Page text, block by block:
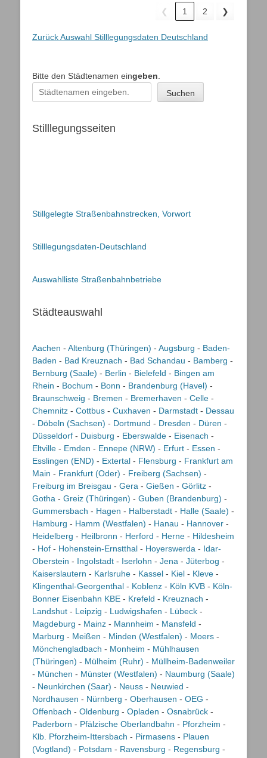
❮ 1 2 ❯
Zurück Auswahl Stilllegungsdaten Deutschland
Bitte den Städtenamen eingeben
Suchen
Stilllegungsseiten
Stillgelegte Straßenbahnstrecken, Vorwort
Stilllegungsdaten-Deutschland
Auswahlliste Straßenbahnbetriebe
Städteauswahl
Aachen - Altenburg (Thüringen) - Augsburg - Baden-
Baden - Bad Kreuznach - Bad Schandau - Bamberg -
Bernburg (Saale) - Berlin - Bielefeld - Bingen am
Rhein - Bochum - Bonn - Brandenburg (Havel) -
Braunschweig - Bremen - Bremerhaven - Celle -
Chemnitz - Cottbus - Cuxhaven - Darmstadt - Dessau
- Döbeln (Sachsen) - Dortmund - Dresden - Düren -
Düsseldorf - Duisburg - Eberswalde - Eisenach -
Eltville - Emden - Ennepe (NRW) - Erfurt - Essen -
Esslingen (END) - Extertal - Flensburg - Frankfurt am
Main - Frankfurt (Oder) - Freiberg (Sachsen) -
Freiburg im Breisgau - Gera - Gießen - Görlitz -
Gotha - Greiz (Thüringen) - Guben (Brandenburg) -
Gummersbach - Hagen - Halberstadt - Halle (Saale) -
Hamburg - Hamm (Westfalen) - Hanau - Hannover -
Heidelberg - Heilbronn - Herford - Herne - Hildesheim
- Hof - Hohenstein-Ernstthal - Hoyerswerda - Idar-
Oberstein - Ingolstadt - Iserlohn - Jena - Jüterbog -
Kaiserslautern - Karlsruhe - Kassel - Kiel - Kleve -
Klingenthal-Georgenthal - Koblenz - Köln KVB - Köln-
Bonner Eisenbahn KBE - Krefeld - Kreuznach -
Landshut - Leipzig - Ludwigshafen - Lübeck -
Magdeburg - Mainz - Mannheim - Mansfeld -
Marburg - Meißen - Minden (Westfalen) - Moers -
Mönchengladbach - Monheim - Mühlhausen
(Thüringen) - Mülheim (Ruhr) - Müllheim-Badenweiler
- München - Münster (Westfalen) - Naumburg (Saale)
- Neunkirchen (Saar) - Neuss - Neuwied -
Nordhausen - Nürnberg - Oberhausen - OEG -
Offenbach - Oldenburg - Opladen - Osnabrück -
Paderborn - Pfälzische Oberlandbahn - Pforzheim -
Klb. Pforzheim-Ittersbach - Pirmasens - Plauen
(Vogtland) - Potsdam - Ravensburg - Regensburg -